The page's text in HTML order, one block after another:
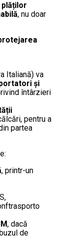
, nu doar
Italiană) va
și
întârzieri
pentru a
partea
, printr-un
, dacă
de